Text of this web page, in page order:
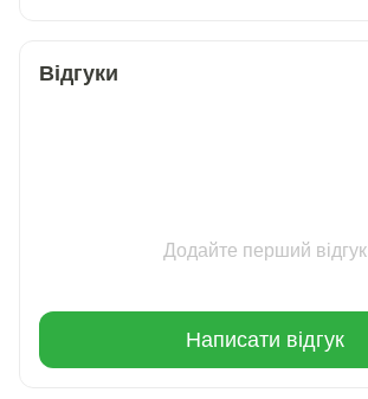
Відгуки
Додайте перший відгук
Написати відгук